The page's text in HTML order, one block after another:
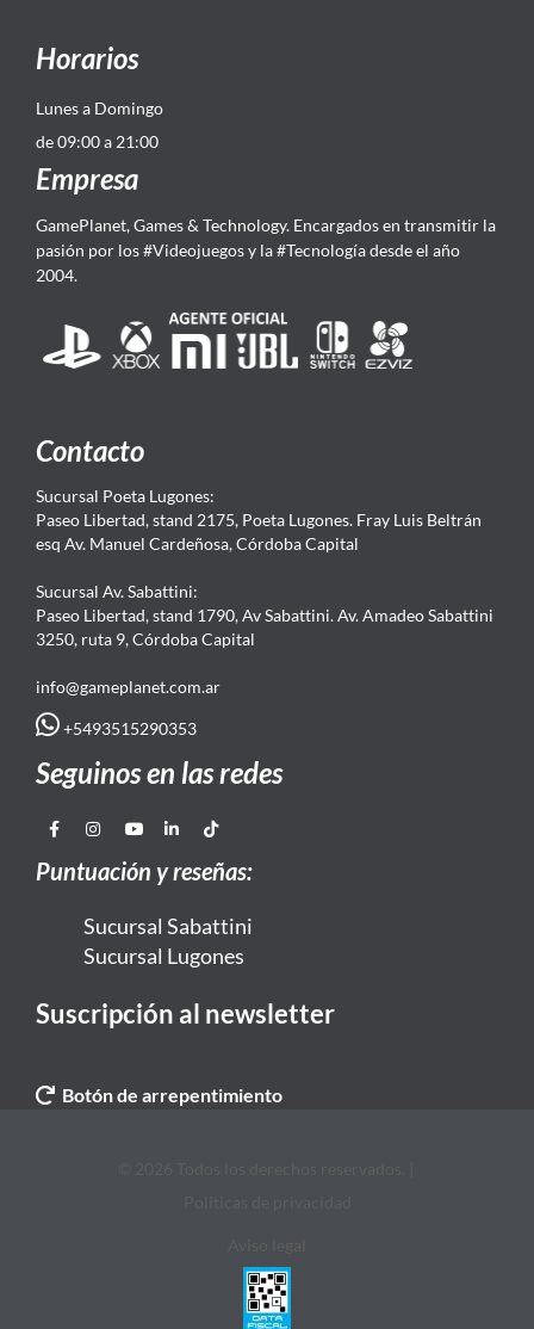
Horarios
Lunes a Domingo
de 09:00 a 21:00
Empresa
GamePlanet, Games & Technology. Encargados en transmitir la
pasión por los #Videojuegos y la #Tecnología desde el año
2004.
Contacto
Sucursal Poeta Lugones:
Paseo Libertad, stand 2175, Poeta Lugones. Fray Luis Beltrán
esq Av. Manuel Cardeñosa, Córdoba Capital
Sucursal Av. Sabattini:
Paseo Libertad, stand 1790, Av Sabattini. Av. Amadeo Sabattini
3250, ruta 9, Córdoba Capital
info@gameplanet.com.ar
+5493515290353
Seguinos en las redes
Puntuación y reseñas:
Sucursal Sabattini
Sucursal Lugones
Suscripción al newsletter
Botón de arrepentimiento